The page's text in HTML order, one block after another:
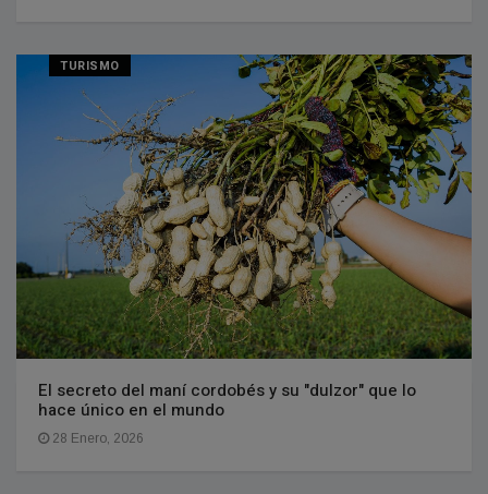
TURISMO
El secreto del maní cordobés y su "dulzor" que lo
hace único en el mundo
28 Enero, 2026